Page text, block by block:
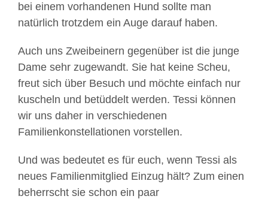
bei einem vorhandenen Hund sollte man
natürlich trotzdem ein Auge darauf haben.
Auch uns Zweibeinern gegenüber ist die junge
Dame sehr zugewandt. Sie hat keine Scheu,
freut sich über Besuch und möchte einfach nur
kuscheln und betüddelt werden. Tessi können
wir uns daher in verschiedenen
Familienkonstellationen vorstellen.
Und was bedeutet es für euch, wenn Tessi als
neues Familienmitglied Einzug hält? Zum einen
beherrscht sie schon ein paar